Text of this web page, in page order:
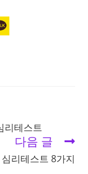
리테스트
다음 글
리테스트 8가지